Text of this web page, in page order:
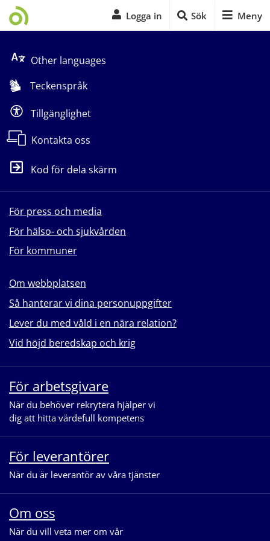
Logga in Sök Meny
Other languages
Teckenspråk
Tillgänglighet
Kontakta oss
Kod för dela skärm
För press och media
För hälso- och sjukvården
För kommuner
Om webbplatsen
Så hanterar vi dina personuppgifter
Lever du med våld i en nära relation?
Vid höjd beredskap och krig
För arbetsgivare
När du behöver rekrytera hjälper vi
dig att hitta värdefull kompetens
För leverantörer
När du är leverantör av våra tjänster
Om oss
När du vill veta mer om vår